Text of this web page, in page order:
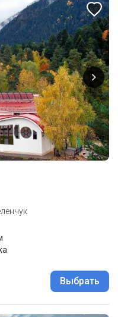
Выбрать